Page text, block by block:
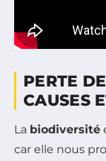
PERTE
CAUSES
La biodiversité
car elle nous